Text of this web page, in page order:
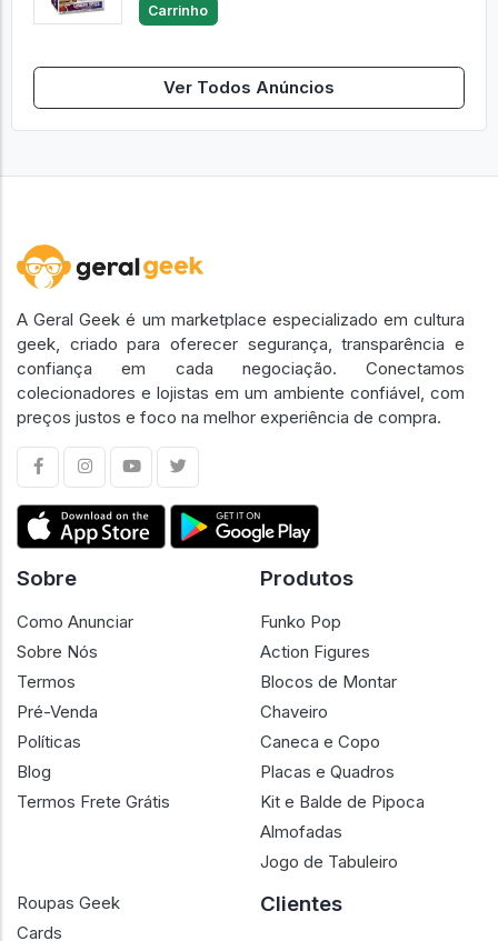
Carrinho
Ver Todos Anúncios
A Geral Geek é um marketplace especializado em cultura
geek, criado para oferecer segurança, transparência e
confiança em cada negociação. Conectamos
colecionadores e lojistas em um ambiente confiável, com
preços justos e foco na melhor experiência de compra.
Sobre
Como Anunciar
Sobre Nós
Termos
Pré-Venda
Políticas
Blog
Termos Frete Grátis
Produtos
Funko Pop
Action Figures
Blocos de Montar
Chaveiro
Caneca e Copo
Placas e Quadros
Kit e Balde de Pipoca
Almofadas
Jogo de Tabuleiro
Roupas Geek
Cards
Clientes